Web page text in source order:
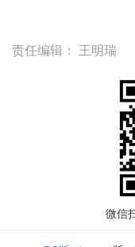
责任编辑： 王明瑞
微信